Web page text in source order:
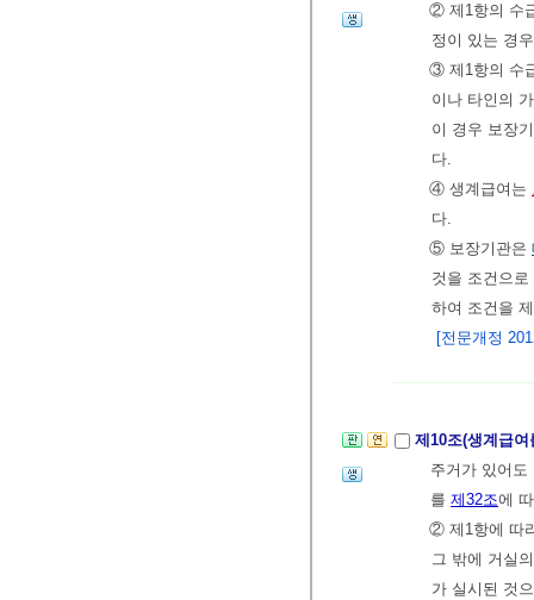
② 제1항의 수
정이 있는 경
③ 제1항의 수
이나 타인의
이 경우 보장
다.
④ 생계급여는
다.
⑤ 보장기관은
것을 조건으
하여 조건을
[전문개정
제10조(생계급
주거가 있어
를 제32조에
② 제1항에 따
그 밖에 거실
가 실시된 것